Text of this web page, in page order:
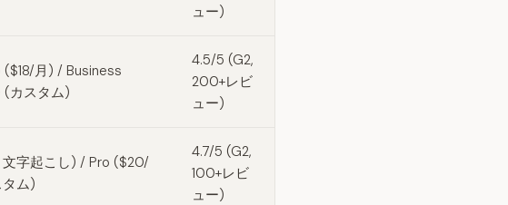
ュー)
月) / Business
カスタム)
4.5/5 (G2,
200+レビ
ュー)
字起こし) / Pro ($20/
ム)
4.7/5 (G2,
100+レビ
ュー)